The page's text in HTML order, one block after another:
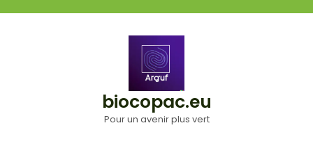
biocopac.eu
Pour un avenir plus vert